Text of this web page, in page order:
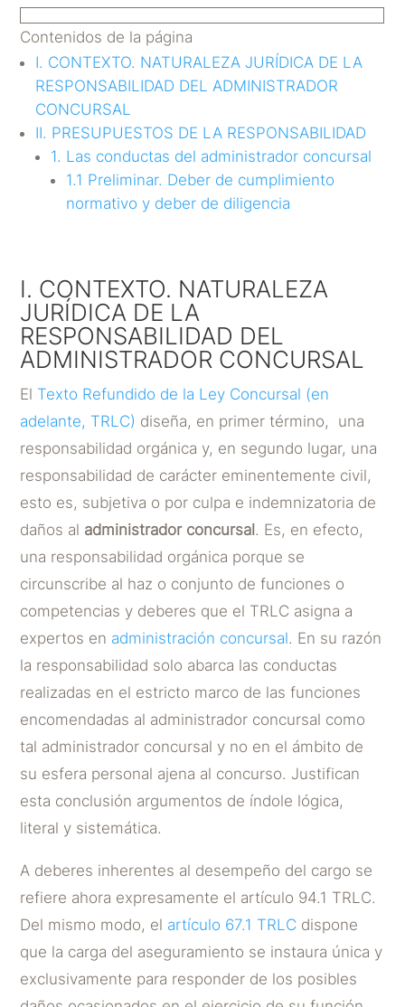
Contenidos de la página
I. CONTEXTO. NATURALEZA JURÍDICA DE LA
RESPONSABILIDAD DEL ADMINISTRADOR
CONCURSAL
II. PRESUPUESTOS DE LA RESPONSABILIDAD
1. Las conductas del administrador concursal
1.1 Preliminar. Deber de cumplimiento
normativo y deber de diligencia
I. CONTEXTO. NATURALEZA
JURÍDICA DE LA
RESPONSABILIDAD DEL
ADMINISTRADOR CONCURSAL
El Texto Refundido de la Ley Concursal (en
adelante, TRLC) diseña, en primer término, una
responsabilidad orgánica y, en segundo lugar, una
responsabilidad de carácter eminentemente civil,
esto es, subjetiva o por culpa e indemnizatoria de
daños al administrador concursal. Es, en efecto,
una responsabilidad orgánica porque se
circunscribe al haz o conjunto de funciones o
competencias y deberes que el TRLC asigna a
expertos en administración concursal. En su razón
la responsabilidad solo abarca las conductas
realizadas en el estricto marco de las funciones
encomendadas al administrador concursal como
tal administrador concursal y no en el ámbito de
su esfera personal ajena al concurso. Justifican
esta conclusión argumentos de índole lógica,
literal y sistemática.
A deberes inherentes al desempeño del cargo se
refiere ahora expresamente el artículo 94.1 TRLC.
Del mismo modo, el artículo 67.1 TRLC dispone
que la carga del aseguramiento se instaura única y
exclusivamente para responder de los posibles